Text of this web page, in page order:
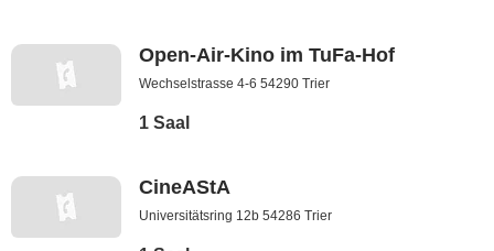
Open-Air-Kino im TuFa-Hof
Wechselstrasse 4-6 54290 Trier
1 Saal
CineAStA
Universitätsring 12b 54286 Trier